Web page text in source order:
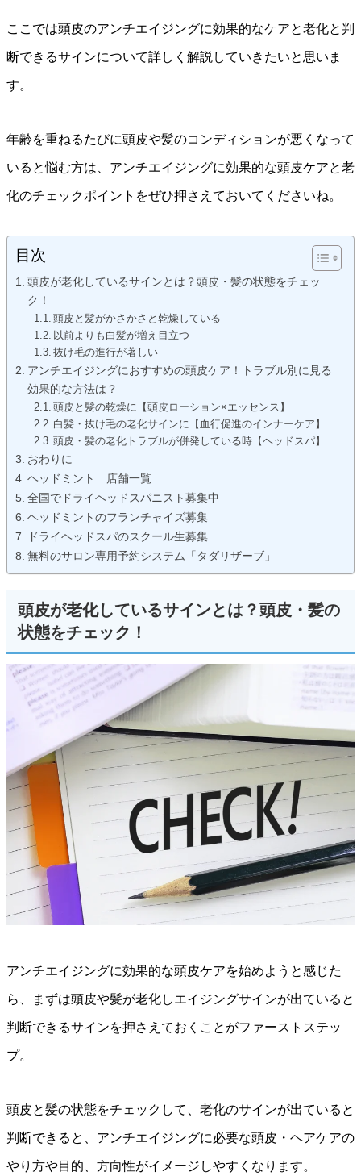
ここでは頭皮のアンチエイジングに効果的なケアと老化と判
断できるサインについて詳しく解説していきたいと思いま
す。
年齢を重ねるたびに頭皮や髪のコンディションが悪くなって
いると悩む方は、アンチエイジングに効果的な頭皮ケアと老
化のチェックポイントをぜひ押さえておいてくださいね。
目次
頭皮が老化しているサインとは？頭皮・髪の状態をチェッ
ク！
頭皮と髪がかさかさと乾燥している
以前よりも白髪が増え目立つ
抜け毛の進行が著しい
アンチエイジングにおすすめの頭皮ケア！トラブル別に見る
効果的な方法は？
頭皮と髪の乾燥に【頭皮ローション×エッセンス】
白髪・抜け毛の老化サインに【血行促進のインナーケア】
頭皮・髪の老化トラブルが併発している時【ヘッドスパ】
おわりに
ヘッドミント 店舗一覧
全国でドライヘッドスパニスト募集中
ヘッドミントのフランチャイズ募集
ドライヘッドスパのスクール生募集
無料のサロン専用予約システム「タダリザーブ」
頭皮が老化しているサインとは？頭皮・髪の
状態をチェック！
アンチエイジングに効果的な頭皮ケアを始めようと感じた
ら、まずは頭皮や髪が老化しエイジングサインが出ていると
判断できるサインを押さえておくことがファーストステッ
プ。
頭皮と髪の状態をチェックして、老化のサインが出ていると
判断できると、アンチエイジングに必要な頭皮・ヘアケアの
やり方や目的、方向性がイメージしやすくなります。